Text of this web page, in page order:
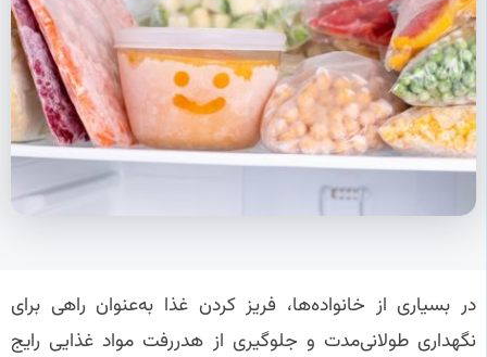
در بسیاری از خانواده‌ها، فریز کردن غذا به‌عنوان راهی برای
نگهداری طولانی‌مدت و جلوگیری از هدررفت مواد غذایی رایج